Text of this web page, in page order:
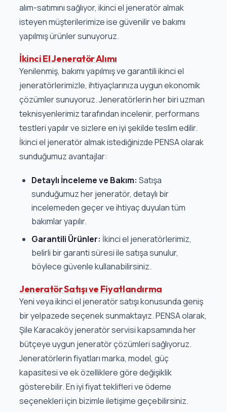
alım-satımını sağlıyor, ikinci el jeneratör almak
isteyen müşterilerimize ise güvenilir ve bakımı
yapılmış ürünler sunuyoruz.
İkinci El Jeneratör Alımı
Yenilenmiş, bakımı yapılmış ve garantili ikinci el
jeneratörlerimizle, ihtiyaçlarınıza uygun ekonomik
çözümler sunuyoruz. Jeneratörlerin her biri uzman
teknisyenlerimiz tarafından incelenir, performans
testleri yapılır ve sizlere en iyi şekilde teslim edilir.
İkinci el jeneratör almak istediğinizde PENSA olarak
sunduğumuz avantajlar:
Detaylı İnceleme ve Bakım: Satışa
sunduğumuz her jeneratör, detaylı bir
incelemeden geçer ve ihtiyaç duyulan tüm
bakımlar yapılır.
Garantili Ürünler: İkinci el jeneratörlerimiz,
belirli bir garanti süresi ile satışa sunulur,
böylece güvenle kullanabilirsiniz.
Jeneratör Satışı ve Fiyatlandırma
Yeni veya ikinci el jeneratör satışı konusunda geniş
bir yelpazede seçenek sunmaktayız. PENSA olarak,
Şile Karacaköy jeneratör servisi kapsamında her
bütçeye uygun jeneratör çözümleri sağlıyoruz.
Jeneratörlerin fiyatları marka, model, güç
kapasitesi ve ek özelliklere göre değişiklik
gösterebilir. En iyi fiyat teklifleri ve ödeme
seçenekleri için bizimle iletişime geçebilirsiniz.